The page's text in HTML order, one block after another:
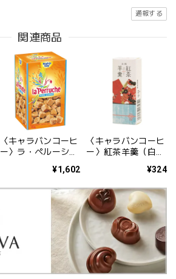
通報する
関連商品
〈キャラバンコーヒ
ー〉ラ・ペルーシュ
¥1,602
〈キャラバンコーヒ
ー〉紅茶羊羹（白
¥324